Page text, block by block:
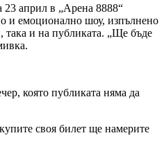
23 април в „Арена 8888“
и емоционално шоу, изпълнено
и на публиката. „Ще бъде
която публиката няма да
своя билет ще намерите